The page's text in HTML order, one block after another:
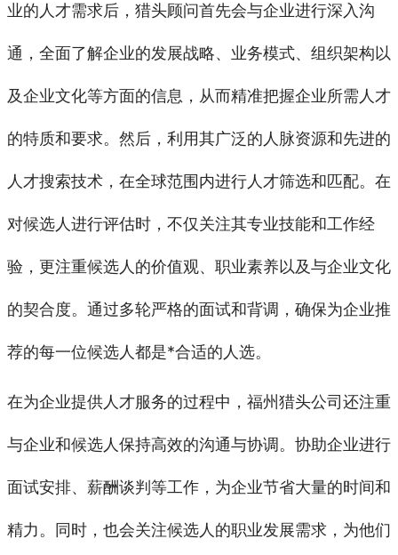
业的人才需求后，猎头顾问首先会与企业进行深入沟
通，全面了解企业的发展战略、业务模式、组织架构以
及企业文化等方面的信息，从而精准把握企业所需人才
的特质和要求。然后，利用其广泛的人脉资源和先进的
人才搜索技术，在全球范围内进行人才筛选和匹配。在
对候选人进行评估时，不仅关注其专业技能和工作经
验，更注重候选人的价值观、职业素养以及与企业文化
的契合度。通过多轮严格的面试和背调，确保为企业推
荐的每一位候选人都是*合适的人选。
在为企业提供人才服务的过程中，福州猎头公司还注重
与企业和候选人保持高效的沟通与协调。协助企业进行
面试安排、薪酬谈判等工作，为企业节省大量的时间和
精力。同时，也会关注候选人的职业发展需求，为他们